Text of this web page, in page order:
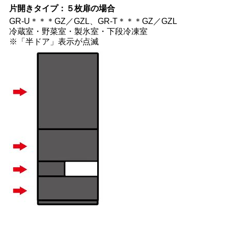
片開きタイプ：５枚扉の場合
GR-U＊＊＊GZ／GZL、GR-T＊＊＊GZ／GZL
冷蔵室・野菜室・製氷室・下段冷凍室
※「半ドア」表示が点滅